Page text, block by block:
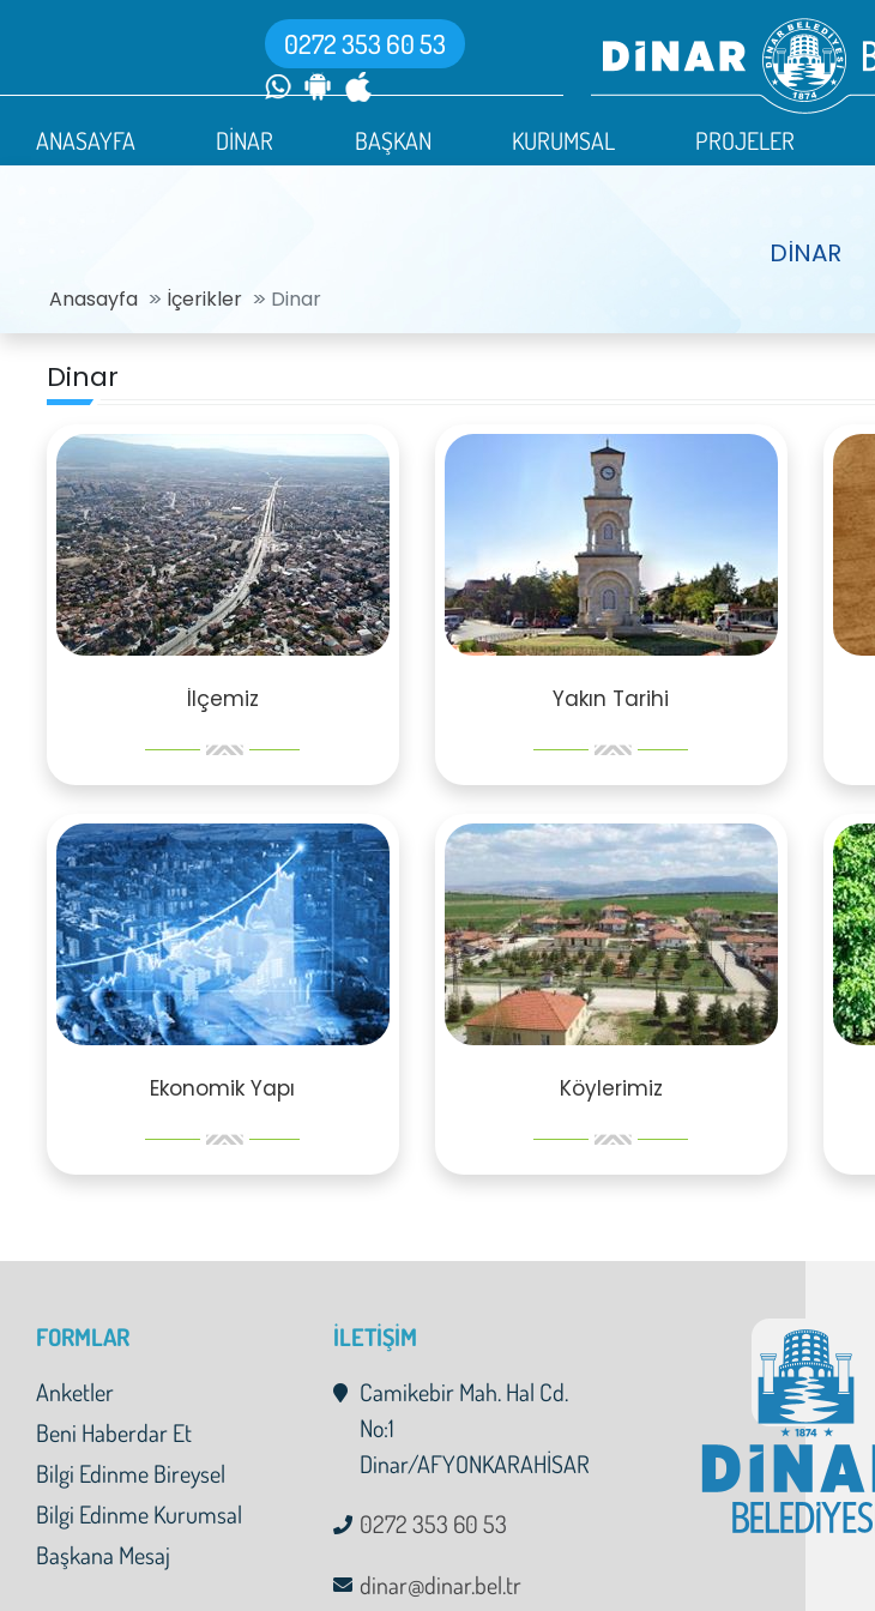
0272 353 60 53
ANASAYFA DİNAR BAŞKAN KURUMSAL PROJELER
DİNAR
Anasayfa İçerikler Dinar
Dinar
İlçemiz Yakın Tarihi
Ekonomik Yapı Köylerimiz
FORMLAR
Anketler
Beni Haberdar Et
Bilgi Edinme Bireysel
Bilgi Edinme Kurumsal
Başkana Mesaj
İLETİŞİM
Camikebir Mah. Hal Cd.
No:1
Dinar/AFYONKARAHİSAR
0272 353 60 53
dinar@dinar.bel.tr